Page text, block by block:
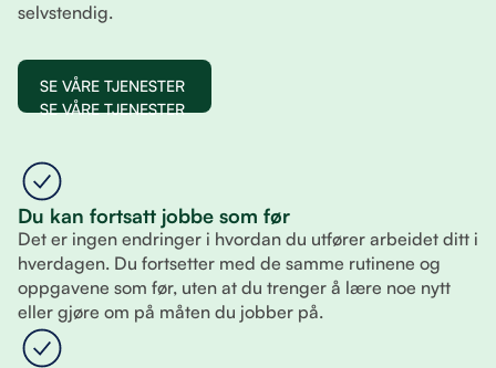
selvstendig.
SE VÅRE TJENESTER
SE VÅRE TJENESTER
Du kan fortsatt jobbe som før
Det er ingen endringer i hvordan du utfører arbeidet ditt i
hverdagen. Du fortsetter med de samme rutinene og
oppgavene som før, uten at du trenger å lære noe nytt
eller gjøre om på måten du jobber på.